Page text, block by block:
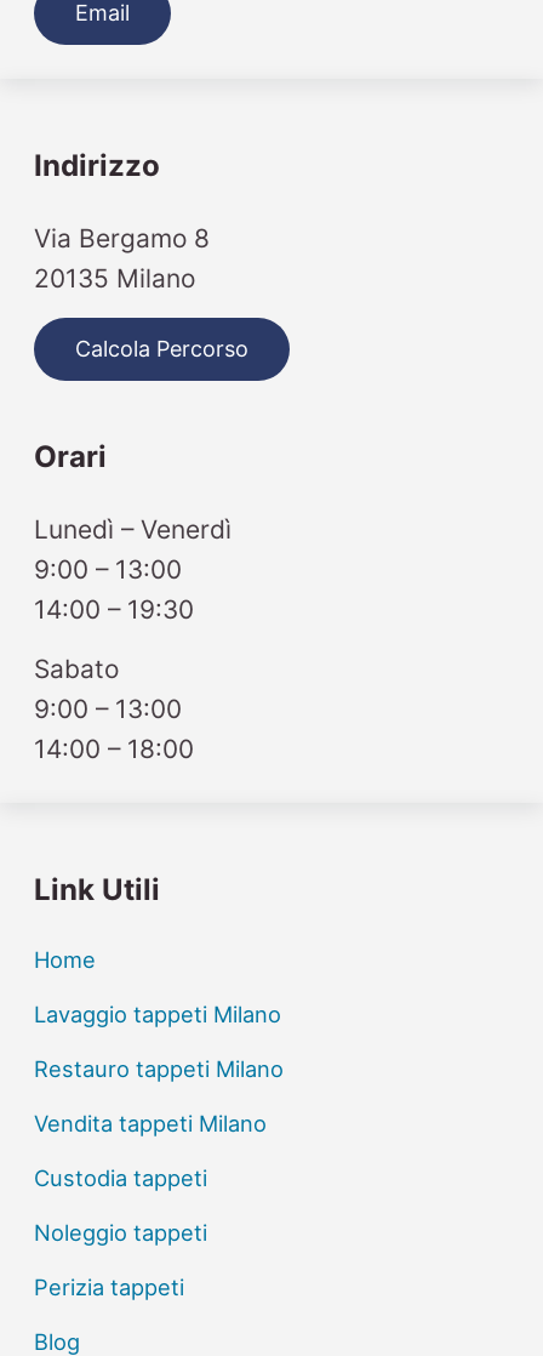
Email
Indirizzo
Via Bergamo 8
20135 Milano
Calcola Percorso
Orari
Lunedì – Venerdì
9:00 – 13:00
14:00 – 19:30
Sabato
9:00 – 13:00
14:00 – 18:00
Link Utili
Home
Lavaggio tappeti Milano
Restauro tappeti Milano
Vendita tappeti Milano
Custodia tappeti
Noleggio tappeti
Perizia tappeti
Blog